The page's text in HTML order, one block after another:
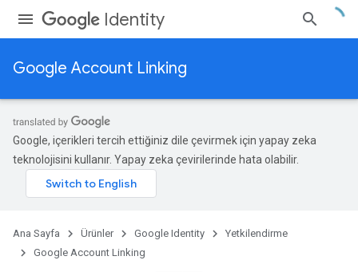
Identity
Google Account Linking
Google, içerikleri tercih ettiğiniz dile çevirmek için yapay zeka
teknolojisini kullanır. Yapay zeka çevirilerinde hata olabilir.
Ana Sayfa Ürünler Google Identity
Yetkilendirme
Google Account Linking